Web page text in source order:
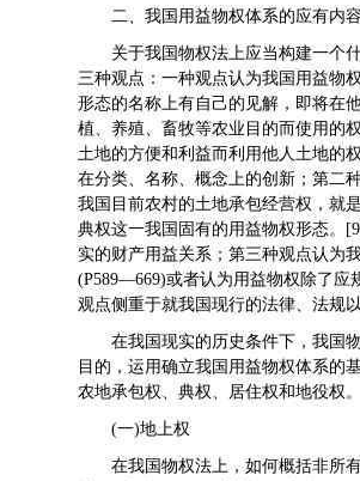
二、我国用益物权体系的应有内容
关于我国物权法上应当构建一个
三种观点：一种观点认为我国用益物
形态的名称上有自己的见解，即将在
植、养殖、畜牧等农业目的而使用的
土地的方便和利益而利用他人土地的
在分类、名称、概念上的创新；第二
我国目前农村的土地承包经营权，就
典权这一我国固有的用益物权形态。
实的财产用益关系；第三种观点认为
(P589—669)或者认为用益物权除了应
观点侧重于就我国现行的法律、法
在我国现实的历史条件下，我国
目的，运用确立我国用益物权体系的
农地承包权、典权、居住权和地役权
(一)地上权
在我国物权法上，如何概括非所